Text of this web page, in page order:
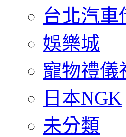
台北汽車
娛樂城
寵物禮儀
日本NGK
未分類